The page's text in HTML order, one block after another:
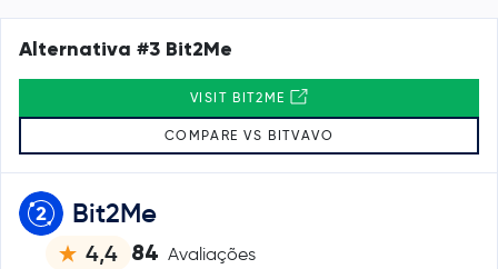
Bit2Me
4,4 84 Avaliações
Alternativa #3 Bit2Me
VISIT BIT2ME
COMPARE VS BITVAVO